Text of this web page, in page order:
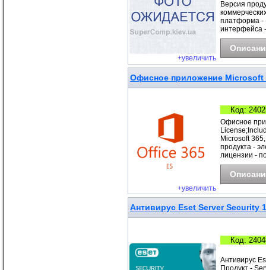
+увеличить
Версия
платформа -
интерфейса
Офисное приложение Microsoft
+увеличить
Код:
Офисное
Microsoft
продукта -
лицензии -
Антивирус Eset Server Security
Код:
Антивирус
Продукт -